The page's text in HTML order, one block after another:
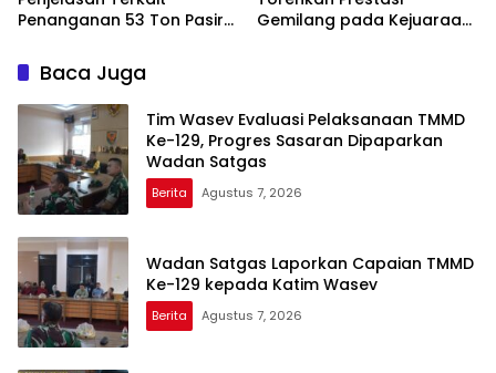
Penanganan 53 Ton Pasir
Gemilang pada Kejuaraan
Baca Juga
Tim Wasev Evaluasi Pelaksanaan TMMD
Ke-129, Progres Sasaran Dipaparkan
Wadan Satgas
Berita Agustus 7, 2026
Wadan Satgas Laporkan Capaian TMMD
Ke-129 kepada Katim Wasev
Berita Agustus 7, 2026